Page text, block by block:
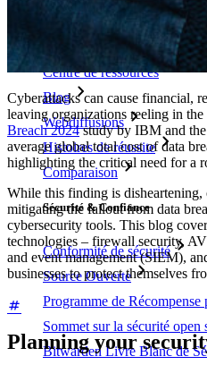
Bibliothèque de Ressources
Centre de ressources
Blog
Webdiffusions
Histoires de réussite
Comparaison
Sécurité & Confiance
Conformité de sécurité
Source Ouverte
Programme de
Sommet sur la sécurité open
Bitwarden Livre Blanc de
Cyberattacks can cause financial,
leaving organizations reeling in
Breach 2024study by IBM and the
average global total cost of data
highlighting the critical need for a
While this finding is disheartening,
mitigating the fallout from data
cybersecurity tools. This blog
technologies – firewall security,
and event management (SIEM),
businesses to protect themselves
Planning your